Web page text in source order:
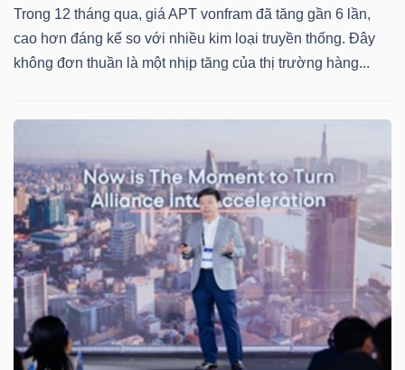
Trong 12 tháng qua, giá APT vonfram đã tăng gần 6 lần,
cao hơn đáng kể so với nhiều kim loại truyền thống. Đây
không đơn thuần là một nhịp tăng của thị trường hàng...